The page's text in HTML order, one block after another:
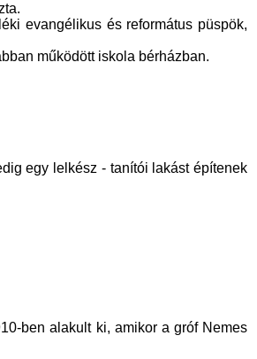
evangélikus és református püspök,
működött iskola bérházban.
egy lelkész - tanítói lakást építenek
ben alakult ki, amikor a gróf Nemes